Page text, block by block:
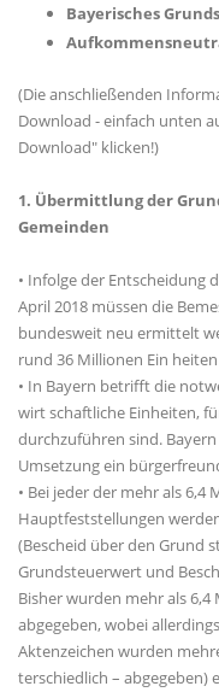
Bayerisches
(Die anschließenden
Download - einfach unten
Download" klicken!)
1. Übermittlung der
Gemeinden
• Infolge der Entscheidung
April 2018 müssen die
bundesweit neu ermittelt
rund 36 Millionen Ein
• In Bayern betrifft die
wirt schaftliche Einheiten,
durchzuführen sind.
Umsetzung ein
• Bei jeder der mehr als
Hauptfeststellungen
(Bescheid über den Grund
Grundsteuerwert und
Bisher wurden mehr als
abgegeben, wobei
Aktenzeichen wurden
terschiedlich – abgegeben)